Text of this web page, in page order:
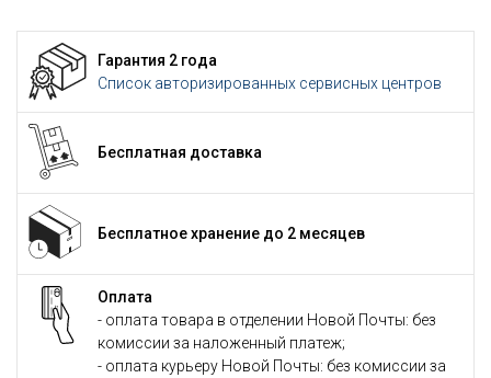
Гарантия 2 года
Список авторизированных сервисных центров
Бесплатная доставка
Бесплатное хранение до 2 месяцев
Оплата
- оплата товара в отделении Новой Почты: без
комиссии за наложенный платеж;
- оплата курьеру Новой Почты: без комиссии за